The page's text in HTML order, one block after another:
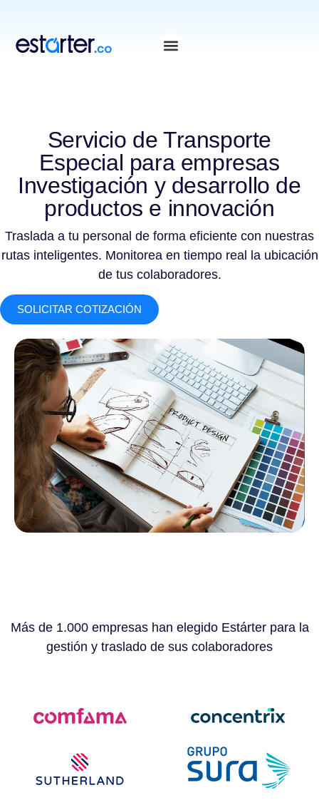
Servicio de Transporte
Especial para empresas
Investigación y desarrollo de
productos e innovación
Traslada a tu personal de forma eficiente con nuestras
rutas inteligentes. Monitorea en tiempo real la ubicación
de tus colaboradores.
SOLICITAR COTIZACIÓN
Más de 1.000 empresas han elegido Estárter para la
gestión y traslado de sus colaboradores